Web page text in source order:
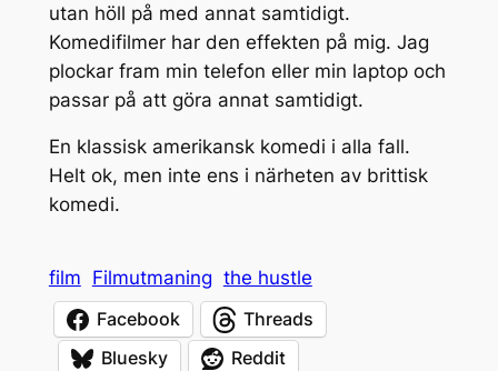
utan höll på med annat samtidigt.
Komedifilmer har den effekten på mig. Jag
plockar fram min telefon eller min laptop och
passar på att göra annat samtidigt.
En klassisk amerikansk komedi i alla fall.
Helt ok, men inte ens i närheten av brittisk
komedi.
film Filmutmaning the hustle
Facebook
Threads
Bluesky
Reddit